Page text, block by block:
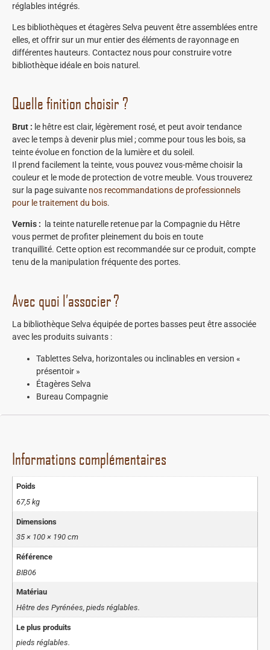
réglables intégrés.
Les bibliothèques et étagères Selva peuvent être assemblées entre
elles, et offrir sur un mur entier des éléments de rayonnage en
différentes hauteurs. Contactez nous pour construire votre
bibliothèque idéale en bois naturel.
Quelle finition choisir ?
Brut : le hêtre est clair, légèrement rosé, et peut avoir tendance
avec le temps à devenir plus miel ; comme pour tous les bois, sa
teinte évolue en fonction de la lumière et du soleil.
Il prend facilement la teinte, vous pouvez vous-même choisir la
couleur et le mode de protection de votre meuble. Vous trouverez
sur la page suivante nos recommandations de professionnels
pour le traitement du bois.
Vernis : la teinte naturelle retenue par la Compagnie du Hêtre
vous permet de profiter pleinement du bois en toute
tranquillité. Cette option est recommandée sur ce produit, compte
tenu de la manipulation fréquente des portes.
Avec quoi l’associer ?
La bibliothèque Selva équipée de portes basses peut être associée
avec les produits suivants :
Tablettes Selva, horizontales ou inclinables en version «
présentoir »
Étagères Selva
Bureau Compagnie
Informations complémentaires
Poids
67,5 kg
Dimensions
35 × 100 × 190 cm
Référence
BIB06
Matériau
Hêtre des Pyrénées, pieds réglables.
Le plus produits
pieds réglables.